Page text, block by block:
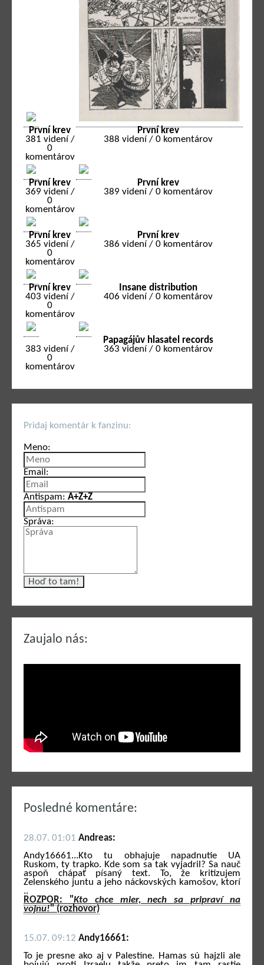
Zaujalo nás:
Posledné komentáre:
28.07. 01:01 Andreas:
Andy16661...Kto tu obhajuje napadnutie UA
Ruskom, ty trapko. Kde som sa tak vyjadril? Sa nauč
aspoň chápať písaný text. To, že kritizujem
Zelenského juntu a jeho náckovských kamošov, ktorí
..
ROZPOR: "Kto chce mier, nech sa pripraví na
vojnu!" (rozhovor)
15.07. 09:12 Andy16661:
To je presne ako aj v Palestíne. Hamas sú hajzli ale
První krev
381 videní /
0
komentárov
První krev
388 videní / 0 komentárov
První krev
369 videní /
0
komentárov
První krev
389 videní / 0 komentárov
První krev
365 videní /
0
komentárov
První krev
386 videní / 0 komentárov
První krev
403 videní /
0
komentárov
Insane distribution
406 videní / 0 komentárov
383 videní /
0
komentárov
Papagájův hlasatel records
363 videní / 0 komentárov
Pridaj komentár k fanzinu:
Meno:
Email:
Antispam: A+Z+Z
Správa: